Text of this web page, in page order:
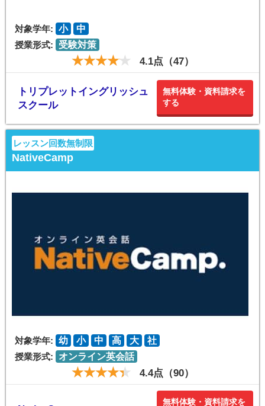
対象学年: 小
中
授業形式:
受験対策
4.1点（47）
トリプレットイングリッシュ
スクール
無料体験・資料請求を
する
レッスン回数無制限
NativeCamp
対象学年: 幼 小 中 高 大
社
授業形式:
オンライン英会話
4.4点（90）
無料体験・資料請求を